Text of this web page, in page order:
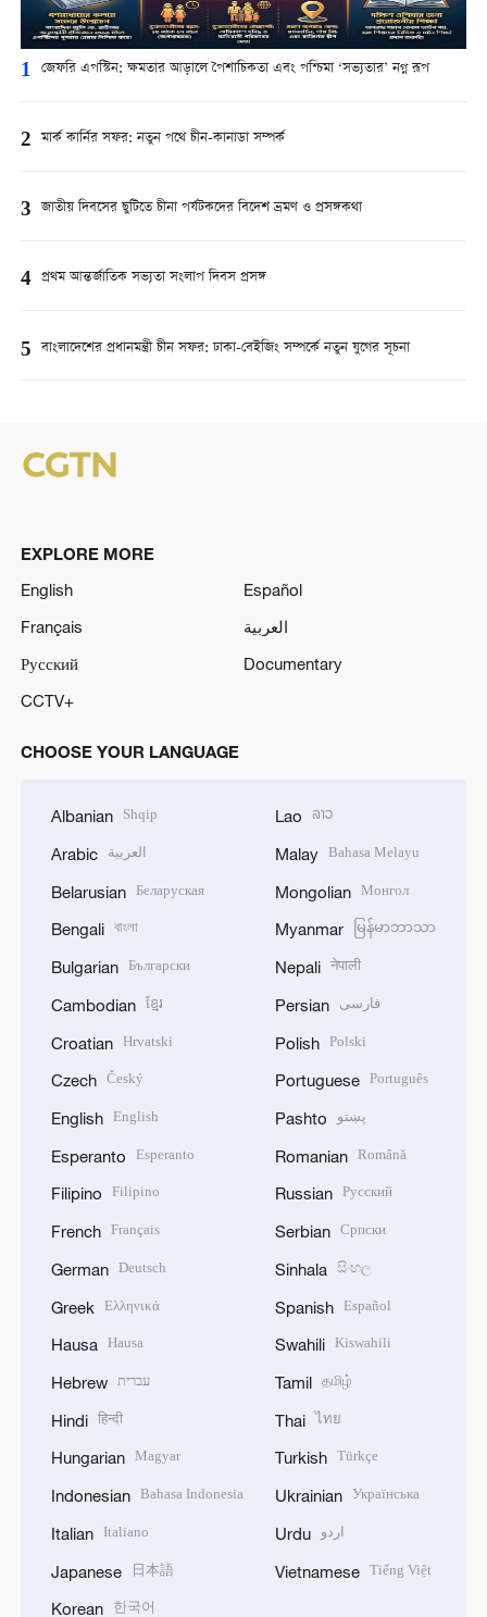
1 জেফরি এপস্টিন: ক্ষমতার আড়ালে পৈশাচিকতা এবং পশ্চিমা ‘সভ্যতার’ নগ্ন রূপ
2 মার্ক কার্নির সফর: নতুন পথে চীন-কানাডা সম্পর্ক
3 জাতীয় দিবসের ছুটিতে চীনা পর্যটকদের বিদেশ ভ্রমণ ও প্রসঙ্গকথা
4 প্রথম আন্তর্জাতিক সভ্যতা সংলাপ দিবস প্রসঙ্গ
5 বাংলাদেশের প্রধানমন্ত্রী চীন সফর: ঢাকা-বেইজিং সম্পর্কে নতুন যুগের সূচনা
EXPLORE MORE
English
Español
Français
العربية
Русский
Documentary
CCTV+
CHOOSE YOUR LANGUAGE
Albanian Shqip
Arabic العربية
Belarusian Беларуская
Bengali বাংলা
Bulgarian Български
Cambodian ខ្មែរ
Croatian Hrvatski
Czech Český
English English
Esperanto Esperanto
Filipino Filipino
French Français
German Deutsch
Greek Ελληνικά
Hausa Hausa
Hebrew עברית
Hindi हिन्दी
Hungarian Magyar
Indonesian Bahasa Indonesia
Italian Italiano
Japanese 日本語
Korean 한국어
Lao ລາວ
Malay Bahasa Melayu
Mongolian Монгол
Myanmar မြန်မာဘာသာ
Nepali नेपाली
Persian فارسی
Polish Polski
Portuguese Português
Pashto پښتو
Romanian Română
Russian Русский
Serbian Српски
Sinhala සිංහල
Spanish Español
Swahili Kiswahili
Tamil தமிழ்
Thai ไทย
Turkish Türkçe
Ukrainian Українська
Urdu اردو
Vietnamese Tiếng Việt